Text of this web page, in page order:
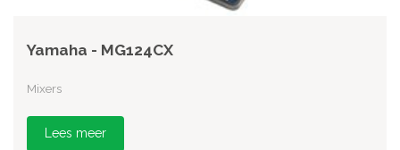
Yamaha - MG124CX
Mixers
Lees meer